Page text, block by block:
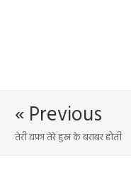
« Previous
तेरी वफ़ा तेरे हुस्न के बराबर होती